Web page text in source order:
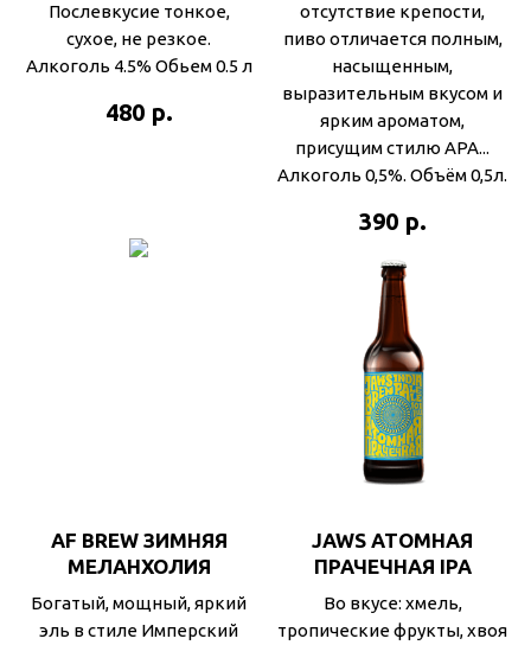
Послевкусие тонкое,
сухое, не резкое.
Алкоголь 4.5% Обьем 0.5 л
480 р.
отсутствие крепости,
пиво отличается полным,
насыщенным,
выразительным вкусом и
ярким ароматом,
присущим стилю АРА...
Алкоголь 0,5%. Объём 0,5л.
390 р.
AF BREW ЗИМНЯЯ
МЕЛАНХОЛИЯ
Богатый, мощный, яркий
эль в стиле Имперский
JAWS АТОМНАЯ
ПРАЧЕЧНАЯ IPA
Во вкусе: хмель,
тропические фрукты, хвоя